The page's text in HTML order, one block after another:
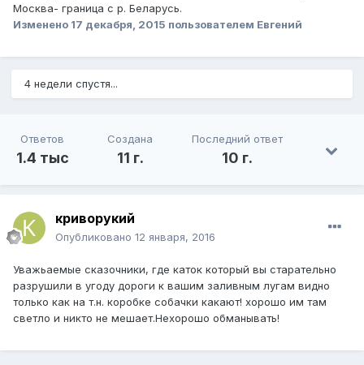
Москва- граница с р. Беларусь.
Изменено 17 декабря, 2015 пользователем Евгений
4 недели спустя...
Ответов
1.4 тыс
Создана
11 г.
Последний ответ
10 г.
криворукий
Опубликовано 12 января, 2016
Уважьаемые сказочники, где каток который вы старательно
разрушили в угоду дороги к вашим заливным лугам видно
только как на т.н. коробке собачки какают! хорошо им там
светло и никто не мешает.Нехорошо обманывать!